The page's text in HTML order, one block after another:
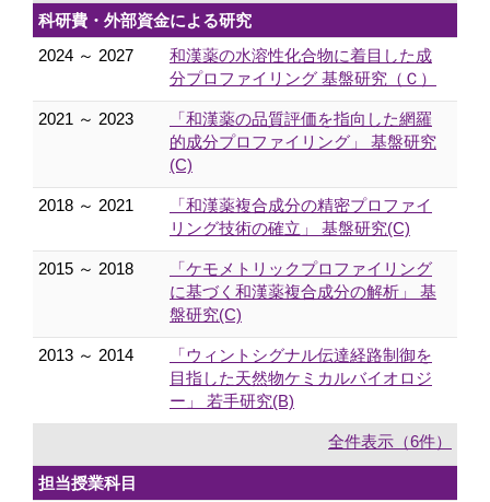
科研費・外部資金による研究
2024 ～ 2027
和漢薬の水溶性化合物に着目した成
分プロファイリング 基盤研究（Ｃ）
2021 ～ 2023
「和漢薬の品質評価を指向した網羅
的成分プロファイリング」 基盤研究
(C)
2018 ～ 2021
「和漢薬複合成分の精密プロファイ
リング技術の確立」 基盤研究(C)
2015 ～ 2018
「ケモメトリックプロファイリング
に基づく和漢薬複合成分の解析」 基
盤研究(C)
2013 ～ 2014
「ウィントシグナル伝達経路制御を
目指した天然物ケミカルバイオロジ
ー」 若手研究(B)
全件表示（6件）
担当授業科目